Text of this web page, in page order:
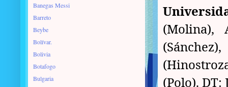
(Molina),
(Polo). DT:
Banegas Messi
Barreto
Beybe
Bolívar.
Bolivia
Botafogo
Bulgaria